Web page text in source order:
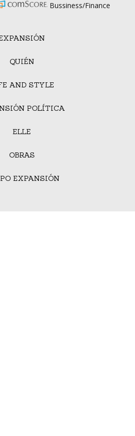
QUIÉN
AND STYLE
POLÍTICA
ELLE
OBRAS
EXPANSIÓN
Bussiness/Finance